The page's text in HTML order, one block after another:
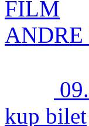
FILM
kup bilet